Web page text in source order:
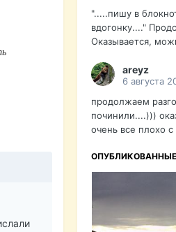
".....пишу в
вдогонку...."
Оказывается,
areyz
6 августа
продолжаем
починили....)))
очень все плохо